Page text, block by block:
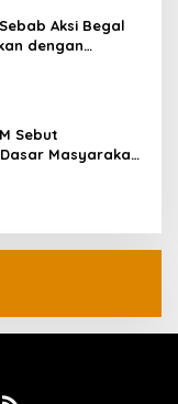
Aksi Begal
dengan
Sebut
Masyarakat